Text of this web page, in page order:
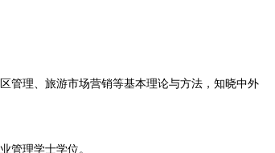
管理、旅游市场营销等基本理论与方法，知晓中外
管理学士学位。